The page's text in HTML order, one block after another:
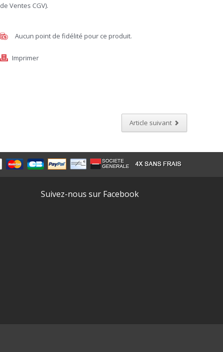
de Ventes CGV).
Aucun point de fidélité pour ce produit.
Imprimer
Article suivant
Suivez-nous sur Facebook